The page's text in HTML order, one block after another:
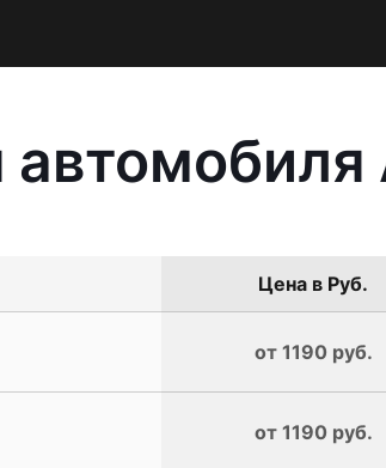
Цена в Руб.
от 1190 руб.
от 1190 руб.